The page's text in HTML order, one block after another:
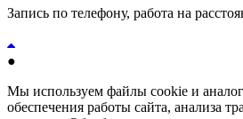
Запись по телефону, работа на
●
Мы используем файлы cookie и
обеспечения работы сайта, анализа